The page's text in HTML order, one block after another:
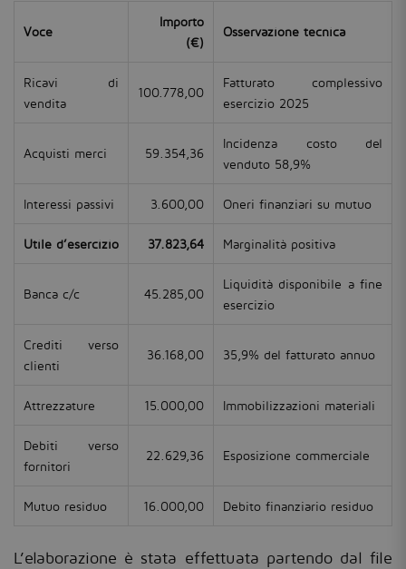
Voce
Importo
(€)
Osservazione tecnica
Ricavi di
vendita
100.778,00
Fatturato complessivo
esercizio 2025
Acquisti merci 59.354,36
Incidenza costo del
venduto 58,9%
Interessi passivi 3.600,00 Oneri finanziari su mutuo
Utile d’esercizio 37.823,64 Marginalità positiva
Banca c/c 45.285,00
Liquidità disponibile a fine
esercizio
Crediti verso
clienti
36.168,00 35,9% del fatturato annuo
Attrezzature 15.000,00 Immobilizzazioni materiali
Debiti verso
fornitori
22.629,36 Esposizione commerciale
Mutuo residuo 16.000,00 Debito finanziario residuo
L’elaborazione è stata effettuata partendo dal file